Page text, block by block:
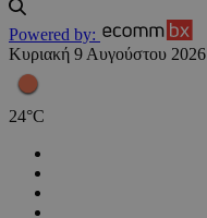
Powered by:
Κυριακή 9 Αυγούστου 2026
24°C